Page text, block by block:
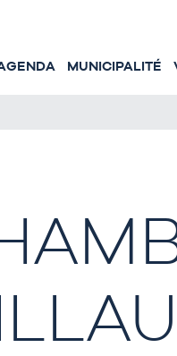
MUNICIPALITÉ